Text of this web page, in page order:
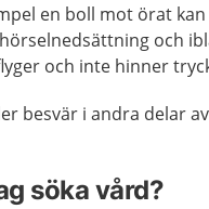
en boll mot örat
och
och inte hinner
besvär i andra delar
söka vård?